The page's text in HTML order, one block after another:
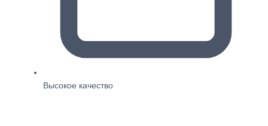
Высокое качество